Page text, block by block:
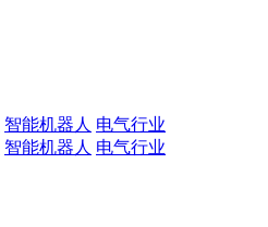
智能机器人 电气行业
智能机器人 电气行业